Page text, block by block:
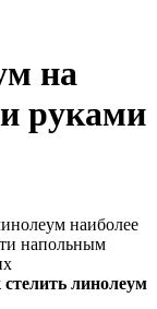
на
руками
наиболее
напольным
стелить линолеум